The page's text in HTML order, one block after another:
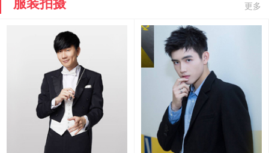
服装拍摄 更多